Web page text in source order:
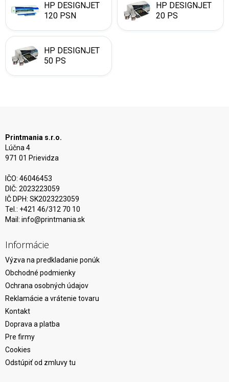
HP DESIGNJET
120 PSN
HP DESIGNJET
20 PS
HP DESIGNJET
50 PS
Printmania s.r.o.
Lúčna 4
971 01 Prievidza
IČO: 46046453
DIČ: 2023223059
IČ DPH: SK2023223059
Tel.: +421 46/312 70 10
Mail: info@printmania.sk
Informácie
Výzva na predkladanie ponúk
Obchodné podmienky
Ochrana osobných údajov
Reklamácie a vrátenie tovaru
Kontakt
Doprava a platba
Pre firmy
Cookies
Odstúpiť od zmluvy tu